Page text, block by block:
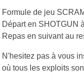
Formule de jeu
Départ en SHOTGUN
Repas en suivant au
N'hesitez pas à vous
où tous les exploits